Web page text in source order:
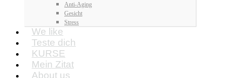
Anti-Aging
Gesicht
Stress
We like
Teste dich
KURSE
Mein Zitat
About us